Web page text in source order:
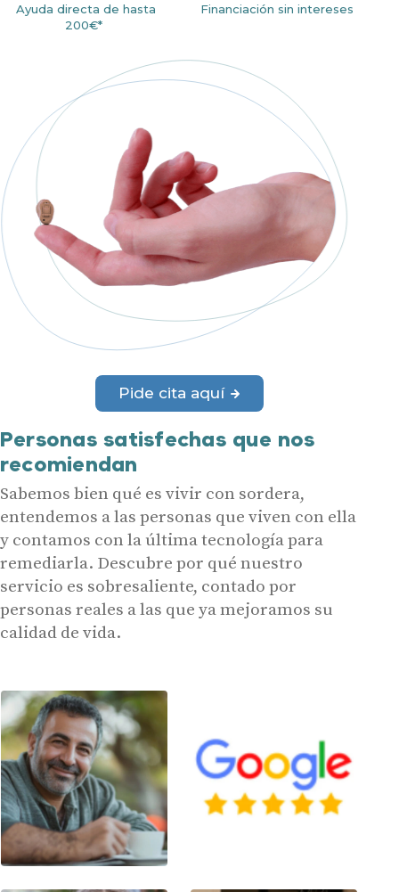
Ayuda directa de hasta
200€*
Financiación sin intereses
Pide cita aquí
Personas satisfechas que nos
recomiendan
Sabemos bien qué es vivir con sordera,
entendemos a las personas que viven con ella
y contamos con la última tecnología para
remediarla. Descubre por qué nuestro
servicio es sobresaliente, contado por
personas reales a las que ya mejoramos su
calidad de vida.